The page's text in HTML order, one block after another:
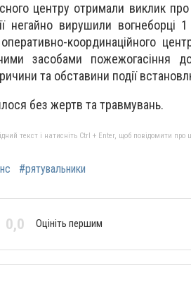
центру отримали виклик
негайно вирушили вогнеборці
координаційного
засобами пожежогасіння
та обставини події
без жертв та травмувань.
текст і натисніть Ctrl + Enter, щоб повідомити про
#рятувальники
0,0 Оцініть першим